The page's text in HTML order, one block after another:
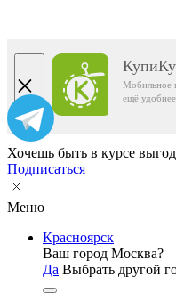
Мобильное
ещё удобнее
Хочешь быть в курсе
Подписаться
Меню
Красноярск
Ваш город Москва?
Да Выбрать другой